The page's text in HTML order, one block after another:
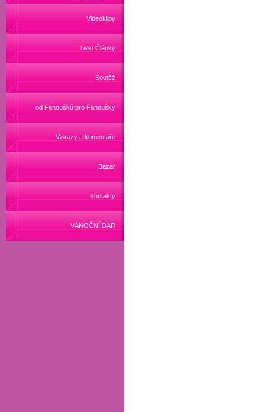
Videoklipy
Tisk/ Články
Soutěž
od Fanoušků pro Fanoušky
Vzkazy a komentáře
Bazar
Kontakty
VÁNOČNÍ DAR